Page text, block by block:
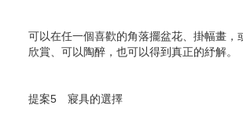
可以在任一個喜歡的角落擺盆花、掛幅畫
欣賞、可以陶醉，也可以得到真正的紓解。
提案5 寢具的選擇